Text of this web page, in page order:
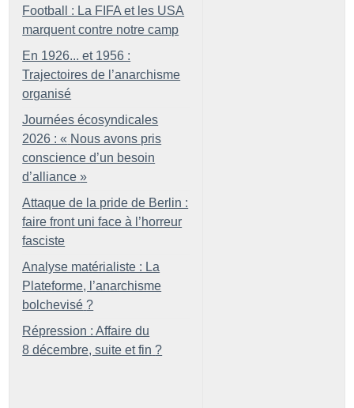
Football : La FIFA et les USA
marquent contre notre camp
En 1926... et 1956 :
Trajectoires de l’anarchisme
organisé
Journées écosyndicales
2026 : « Nous avons pris
conscience d’un besoin
d’alliance »
Attaque de la pride de Berlin :
faire front uni face à l’horreur
fasciste
Analyse matérialiste : La
Plateforme, l’anarchisme
bolchevisé ?
Répression : Affaire du
8 décembre, suite et fin ?